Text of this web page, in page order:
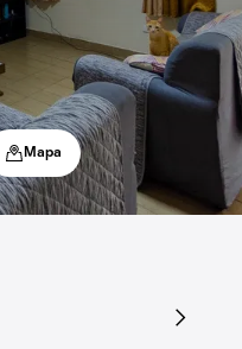
Mapa